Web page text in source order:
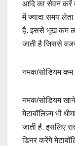
आदि का सेवन करें
में ज्यादा समय
है. इससे भूख कम
जाती है जिससे
नमक/सोडियम कम
नमक/सोडियम
मेटाबॉलिज़्म भी
जाती है. इसलिए
डिनर करेंगे